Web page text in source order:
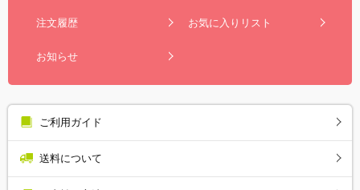
注文履歴 お気に入りリスト
お知らせ
ご利用ガイド
送料について